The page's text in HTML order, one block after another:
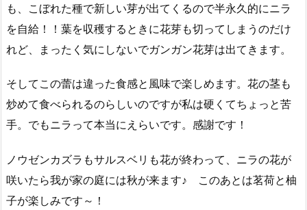
も、こぼれた種で新しい芽が出てくるので半永久的にニラ
を自給！！葉を収穫するときに花芽も切ってしまうのだけ
れど、まったく気にしないでガンガン花芽は出てきます。
そしてこの蕾は違った食感と風味で楽しめます。花の茎も
炒めて食べられるのらしいのですが私は硬くてちょっと苦
手。でもニラって本当にえらいです。感謝です！
ノウゼンカズラもサルスベリも花が終わって、ニラの花が
咲いたら我が家の庭には秋が来ます♪ このあとは茗荷と柚
子が楽しみです～！